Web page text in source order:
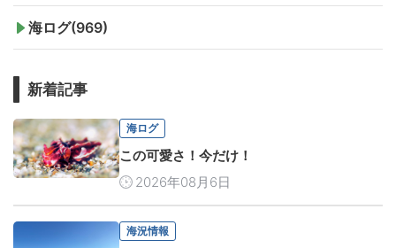
海ログ(969)
新着記事
海ログ
この可愛さ！今だけ！
2026年08月6日
海況情報